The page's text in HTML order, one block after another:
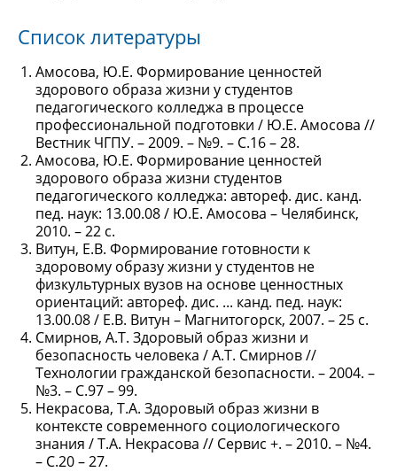
Список литературы
Амосова, Ю.Е. Формирование ценностей
здорового образа жизни у студентов
педагогического колледжа в процессе
профессиональной подготовки / Ю.Е. Амосова //
Вестник ЧГПУ. – 2009. – №9. – С.16 – 28.
Амосова, Ю.Е. Формирование ценностей
здорового образа жизни студентов
педагогического колледжа: автореф. дис. канд.
пед. наук: 13.00.08 / Ю.Е. Амосова – Челябинск,
2010. – 22 с.
Витун, Е.В. Формирование готовности к
здоровому образу жизни у студентов не
физкультурных вузов на основе ценностных
ориентаций: автореф. дис. ... канд. пед. наук:
13.00.08 / Е.В. Витун – Магнитогорск, 2007. – 25 с.
Смирнов, А.Т. Здоровый образ жизни и
безопасность человека / А.Т. Смирнов //
Технологии гражданской безопасности. – 2004. –
№3. – С.97 – 99.
Некрасова, Т.А. Здоровый образ жизни в
контексте современного социологического
знания / Т.А. Некрасова // Сервис +. – 2010. – №4.
– С.20 – 27.